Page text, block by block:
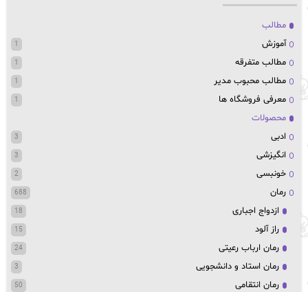
مطالب
آموزش
1
مطالب متفرقه 1
مطالب محبوب مدیر 1
معرفی فروشگاه ها 1
محصولات
ادبی
3
انگیزشی 3
خونبسی 2
رمان 688
ازدواج اجباری 18
راز آلود 15
رمان ارباب رعیتی 24
رمان استاد و دانشجویی 3
رمان انتقامی 50